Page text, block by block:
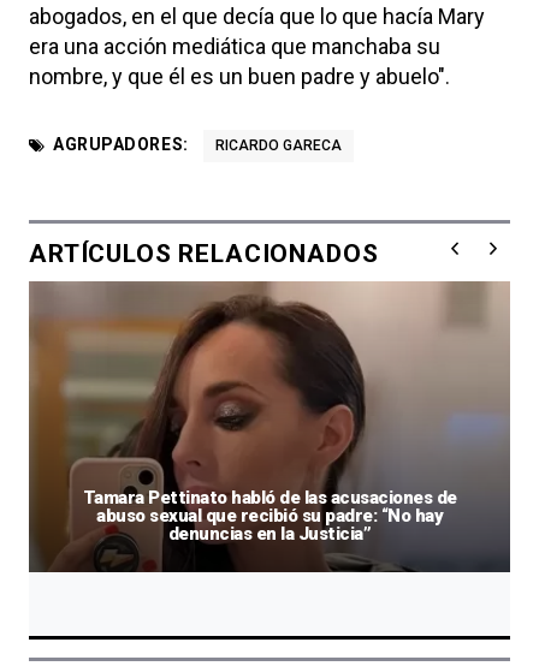
abogados, en el que decía que lo que hacía Mary
era una acción mediática que manchaba su
nombre, y que él es un buen padre y abuelo".
AGRUPADORES: RICARDO GARECA
ARTÍCULOS RELACIONADOS
Tamara Pettinato habló de las acusaciones de
abuso sexual que recibió su padre: “No hay
denuncias en la Justicia”